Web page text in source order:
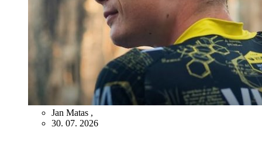
Jan Matas ,
30. 07. 2026